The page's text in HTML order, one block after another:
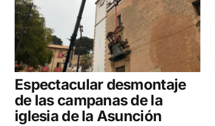
Espectacular desmontaje
de las campanas de la
iglesia de la Asunción